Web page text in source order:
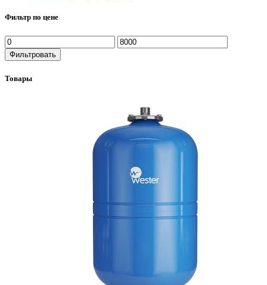
Фильтр по цене
Фильтровать
Товары